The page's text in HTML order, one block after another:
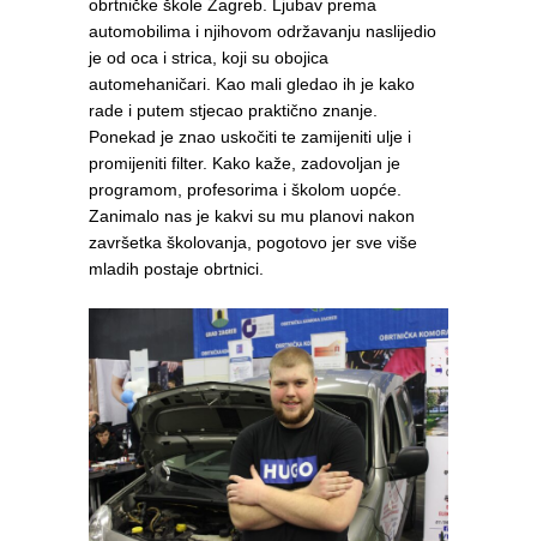
obrtničke škole Zagreb. Ljubav prema
automobilima i njihovom održavanju naslijedio
je od oca i strica, koji su obojica
automehaničari. Kao mali gledao ih je kako
rade i putem stjecao praktično znanje.
Ponekad je znao uskočiti te zamijeniti ulje i
promijeniti filter. Kako kaže, zadovoljan je
programom, profesorima i školom uopće.
Zanimalo nas je kakvi su mu planovi nakon
završetka školovanja, pogotovo jer sve više
mladih postaje obrtnici.